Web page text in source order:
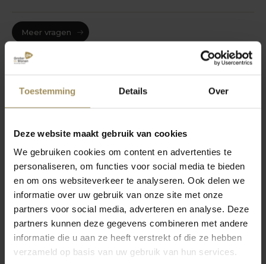
Toestemming Details Over
Deze website maakt gebruik van cookies
We gebruiken cookies om content en advertenties te
personaliseren, om functies voor social media te bieden
en om ons websiteverkeer te analyseren. Ook delen we
informatie over uw gebruik van onze site met onze
partners voor social media, adverteren en analyse. Deze
partners kunnen deze gegevens combineren met andere
informatie die u aan ze heeft verstrekt of die ze hebben
verzameld op basis van uw gebruik van hun services.
Meer vragen
april 2024
Het belang van een
goede nachtrust